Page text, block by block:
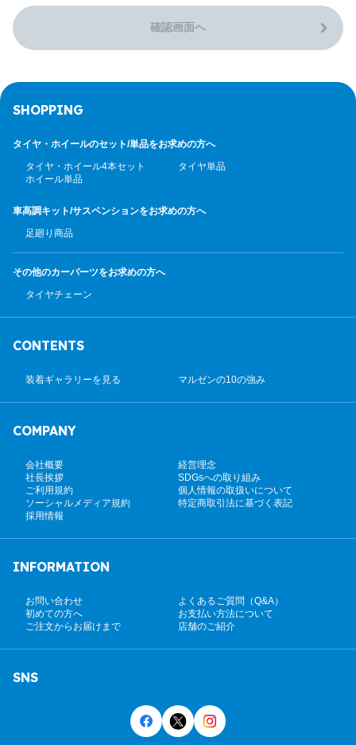
確認画面へ
SHOPPING
タイヤ・ホイールのセット/単品をお求めの方へ
タイヤ・ホイール4本セット
タイヤ単品
ホイール単品
車高調キット/サスペンションをお求めの方へ
足廻り商品
その他のカーパーツをお求めの方へ
タイヤチェーン
CONTENTS
装着ギャラリーを見る マルゼンの10の強み
COMPANY
会社概要
経営理念
社長挨拶
SDGsへの取り組み
ご利用規約
個人情報の取扱いについて
ソーシャルメディア規約
特定商取引法に基づく表記
採用情報
INFORMATION
お問い合わせ
よくあるご質問（Q&A）
初めての方へ
お支払い方法について
ご注文からお届けまで
店舗のご紹介
SNS